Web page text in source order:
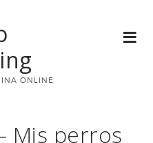
ONLINE
Mis perros